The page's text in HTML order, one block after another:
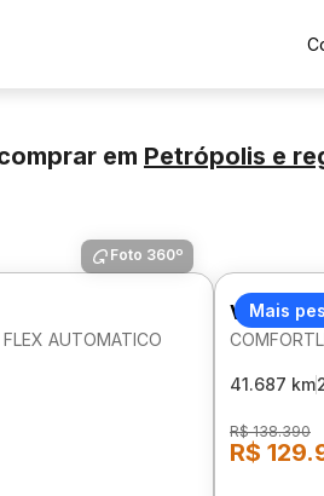
em Petrópolis e
Foto 360º
AUTOMATICO
Mais
41.687 km
R$ 138.390
R$